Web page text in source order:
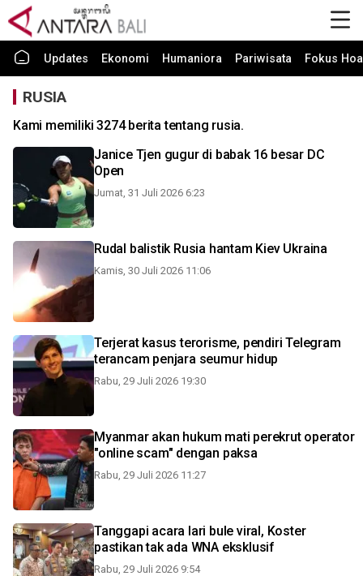
Updates Ekonomi Humaniora Pariwisata Fokus
RUSIA
Kami memiliki 3274 berita tentang rusia.
Janice Tjen gugur di babak 16 besar DC
Open
Jumat, 31 Juli 2026 6:23
Rudal balistik Rusia hantam Kiev Ukraina
Kamis, 30 Juli 2026 11:06
Terjerat kasus terorisme, pendiri Telegram
terancam penjara seumur hidup
Rabu, 29 Juli 2026 19:30
Myanmar akan hukum mati perekrut operator
"online scam" dengan paksa
Rabu, 29 Juli 2026 11:27
Tanggapi acara lari bule viral, Koster
pastikan tak ada WNA eksklusif
Rabu, 29 Juli 2026 9:54